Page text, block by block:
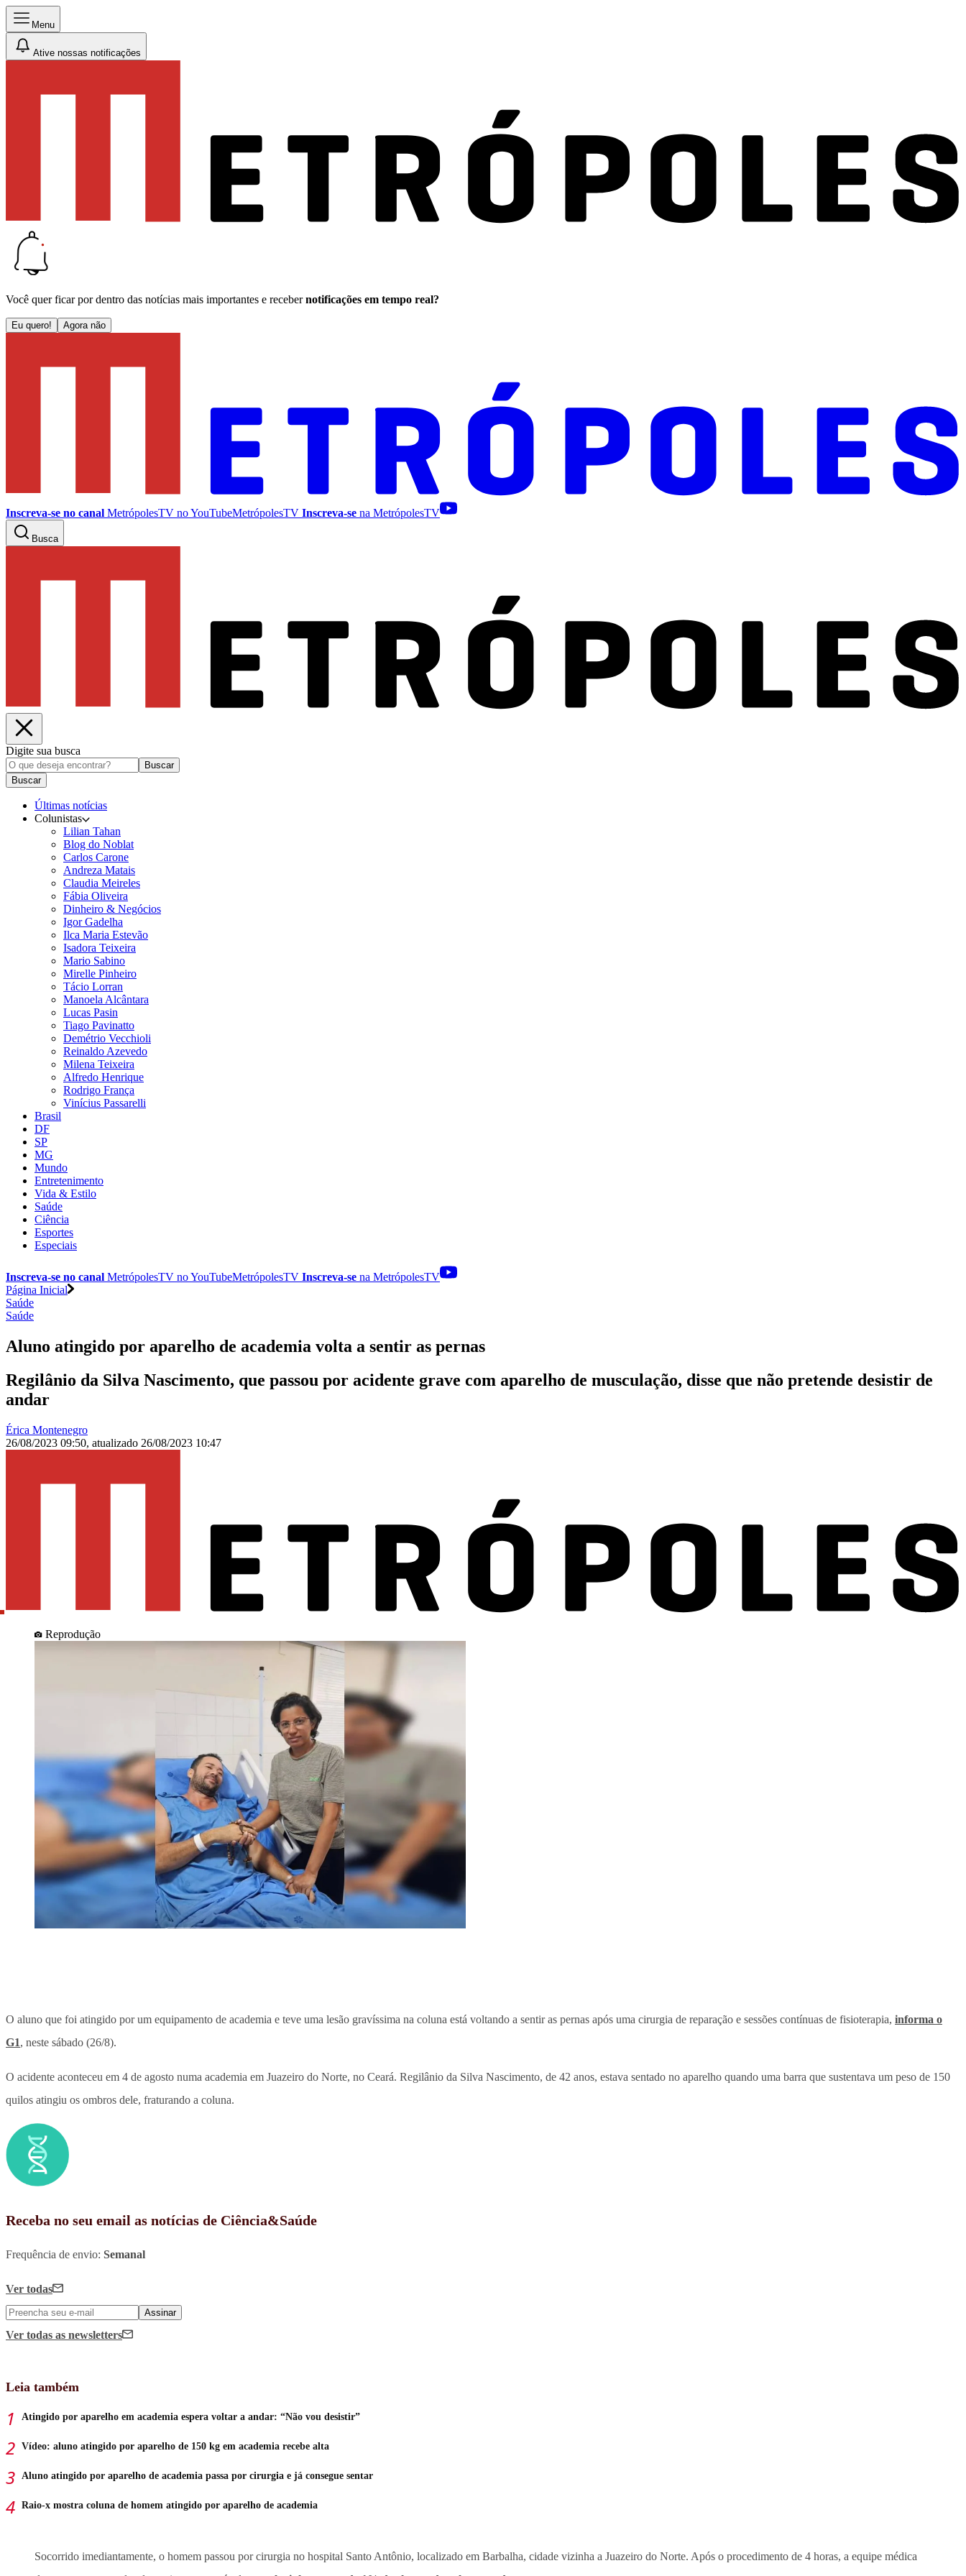
Menu
Ative nossas notificações
Você quer ficar por dentro das notícias mais importantes e receber notificações em tempo real?
Eu quero! Agora não
Inscreva-se no canal MetrópolesTV noYouTubeMetrópolesTV Inscreva-se na MetrópolesTV
Busca
Digite sua busca
Buscar
Buscar
Últimas notícias
Colunistas
Lilian Tahan
Blog do Noblat
Carlos Carone
Andreza Matais
Claudia Meireles
Fábia Oliveira
Dinheiro & Negócios
Igor Gadelha
Ilca Maria Estevão
Isadora Teixeira
Mario Sabino
Mirelle Pinheiro
Tácio Lorran
Manoela Alcântara
Lucas Pasin
Tiago Pavinatto
Demétrio Vecchioli
Reinaldo Azevedo
Milena Teixeira
Alfredo Henrique
Rodrigo França
Vinícius Passarelli
Brasil
DF
SP
MG
Mundo
Entretenimento
Vida & Estilo
Saúde
Ciência
Esportes
Especiais
Inscreva-se no canal MetrópolesTV noYouTubeMetrópolesTV Inscreva-se na MetrópolesTV
Página Inicial
Saúde
Saúde
Aluno atingido por aparelho de academia volta a sentir as pernas
Regilânio da Silva Nascimento, que passou por acidente grave com aparelho de musculação, disse que não pretende desistir de
andar
Érica Montenegro
26/08/2023 09:50, atualizado 26/08/2023 10:47
Reprodução
O aluno que foi atingido por um equipamento de academia e teve uma lesão gravíssima na coluna está voltando a sentir as pernas após uma cirurgia de reparação e sessões contínuas de fisioterapia, informa o
G1, neste sábado (26/8).
O acidente aconteceu em 4 de agosto numa academia em Juazeiro do Norte, no Ceará. Regilânio da Silva Nascimento, de 42 anos, estava sentado no aparelho quando uma barra que sustentava um peso de 150
quilos atingiu os ombros dele, fraturando a coluna.
Receba no seu email as notícias de Ciência&Saúde
Frequência de envio: Semanal
Ver todas
Assinar
Ver todas as newsletters
Leia também
Atingido por aparelho em academia espera voltar a andar: “Não vou desistir”
Vídeo: aluno atingido por aparelho de 150 kg em academia recebe alta
Aluno atingido por aparelho de academia passa por cirurgia e já consegue sentar
Raio-x mostra coluna de homem atingido por aparelho de academia
Socorrido imediantamente, o homem passou por cirurgia no hospital Santo Antônio, localizado em Barbalha, cidade vizinha a Juazeiro do Norte. Após o procedimento de 4 horas, a equipe médica